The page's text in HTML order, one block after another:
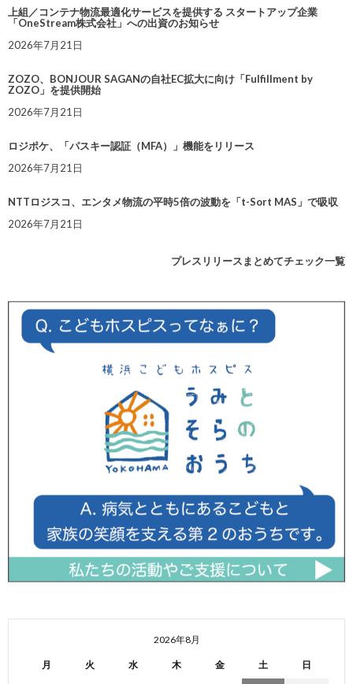
上組／コンテナ物流最適化サービスを提供する スタートアップ企業
「OneStream株式会社」への出資のお知らせ
2026年7月21日
ZOZO、BONJOUR SAGANの自社EC拡大に向け「Fulfillment by
ZOZO」を提供開始
2026年7月21日
ロジポケ、「パスキー認証（MFA）」機能をリリース
2026年7月21日
NTTロジスコ、エンタメ物流の平時5倍の波動を「t-Sort MAS」で吸収
2026年7月21日
プレスリリースまとめてチェック一覧
2026年8月
月 火 水 木 金 土 日